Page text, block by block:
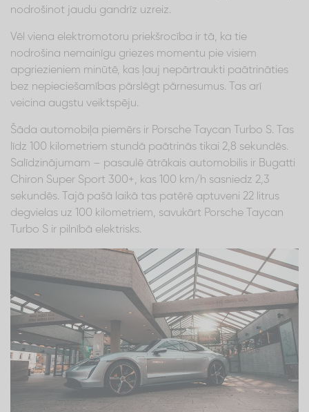
nodrošinot jaudu gandrīz uzreiz.
Vēl viena elektromotoru priekšrocība ir tā, ka tie
nodrošina nemainīgu griezes momentu pie visiem
apgriezieniem minūtē, kas ļauj nepārtraukti paātrināties
bez nepieciešamības pārslēgt pārnesumus. Tas arī
veicina augstu veiktspēju.
Šāda automobiļa piemērs ir Porsche Taycan Turbo S. Tas
līdz 100 kilometriem stundā paātrinās tikai 2,8 sekundēs.
Salīdzinājumam – pasaulē ātrākais automobilis ir Bugatti
Chiron Super Sport 300+, kas 100 km/h sasniedz 2,3
sekundēs. Tajā pašā laikā tas patērē aptuveni 22 litrus
degvielas uz 100 kilometriem, savukārt Porsche Taycan
Turbo S ir pilnībā elektrisks.